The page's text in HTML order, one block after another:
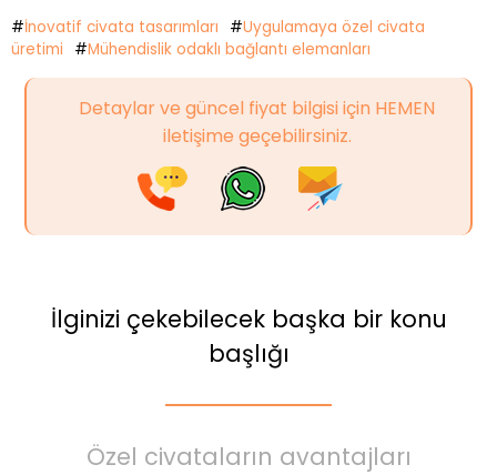
#İnovatif civata tasarımları #Uygulamaya özel civata
üretimi
#Mühendislik odaklı bağlantı elemanları
Detaylar ve güncel fiyat bilgisi için HEMEN
iletişime geçebilirsiniz.
İlginizi çekebilecek başka bir konu
başlığı
Özel civataların avantajları